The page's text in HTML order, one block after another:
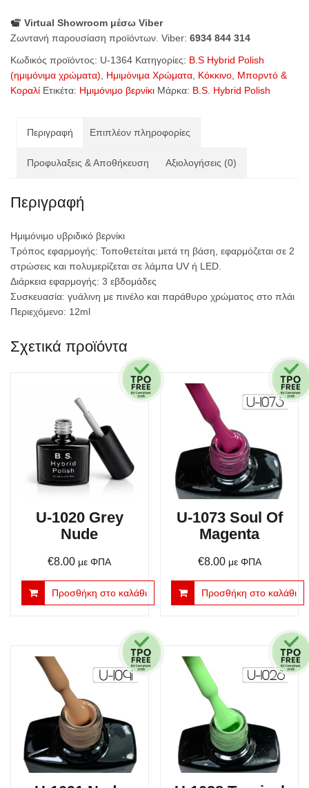
Mary
ποσότητα
Virtual Showroom μέσω Viber
Ζωντανή παρουσίαση προϊόντων. Viber: 6934 844 314
Κωδικός προϊόντος: U-1364 Κατηγορίες: B.S Hybrid Polish
(ημιμόνιμα χρώματα)
Ημιμόνιμα Χρώματα Κόκκινο, Μπορντό &
Κοραλί Ετικέτα: Ημιμόνιμο βερνίκι Μάρκα: B.S. Hybrid Polish
Περιγραφή Επιπλέον πληροφορίες
Προφυλαξεις & Αποθήκευση Αξιολογήσεις (0)
Περιγραφή
Ημιμόνιμο υβριδικό βερνίκι
Τρόπος εφαρμογής: Τοποθετείται μετά τη βάση, εφαρμόζεται σε 2
στρώσεις και πολυμερίζεται σε λάμπα UV ή LED.
Διάρκεια εφαρμογής: 3 εβδομάδες
Συσκευασία: γυάλινη με πινέλο και παράθυρο χρώματος στο πλάι
Περιεχόμενο: 12ml
Σχετικά προϊόντα
U-1020 Grey
Nude
€8.00 με ΦΠΑ
Προσθήκη στο καλάθι
U-1073 Soul Of
Magenta
€8.00 με ΦΠΑ
Προσθήκη στο καλάθι